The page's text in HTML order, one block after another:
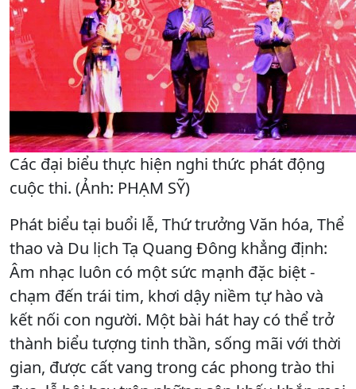
Các đại biểu thực hiện nghi thức phát động
cuộc thi. (Ảnh: PHẠM SỸ)
Phát biểu tại buổi lễ, Thứ trưởng Văn hóa, Thể
thao và Du lịch Tạ Quang Đông khẳng định:
Âm nhạc luôn có một sức mạnh đặc biệt -
chạm đến trái tim, khơi dậy niềm tự hào và
kết nối con người. Một bài hát hay có thể trở
thành biểu tượng tinh thần, sống mãi với thời
gian, được cất vang trong các phong trào thi